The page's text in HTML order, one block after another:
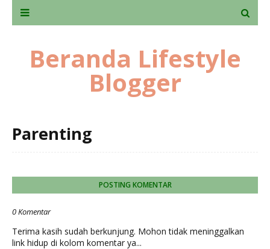
Beranda Lifestyle
Blogger
Parenting
POSTING KOMENTAR
0 Komentar
Terima kasih sudah berkunjung. Mohon tidak meninggalkan
link hidup di kolom komentar ya...